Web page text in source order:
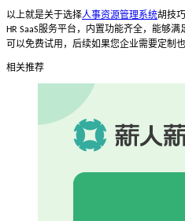
以上就是关于选择人事资源管理系统胡技
HR SaaS服务平台，内置功能齐全，能够满
可以免费试用，后续如果您企业需要定制也
相关推荐